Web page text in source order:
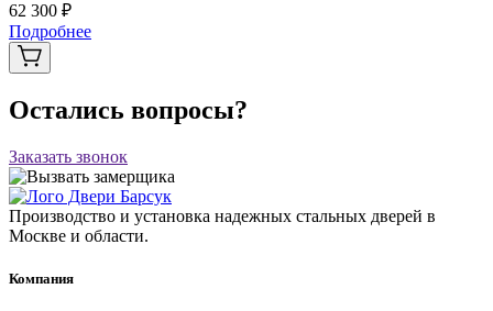
62 300 ₽
Подробнее
Остались вопросы?
Заказать звонок
Производство и установка надежных стальных дверей в
Москве и области.
Компания